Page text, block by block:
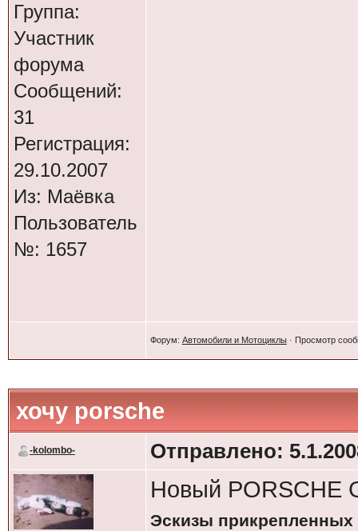
Группа:
Участник
форума
Сообщений:
31
Регистрация:
29.10.2007
Из: Маёвка
Пользователь
№: 1657
Форум: Автомобили и Мотоциклы· Просмотр
хочу porsche
-kolombo- Отправлено:
Новый PORSCHE
Эскизы прикрепленных